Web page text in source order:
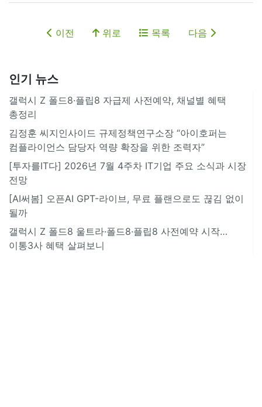
이전 위로 목록 다음
인기 뉴스
갤럭시 Z 폴드8·플립8 자급제 사전예약, 채널별 혜택
총정리
김정훈 씨지인사이드 규제정책연구소장 “아이호퍼는
컴플라이언스 담당자 역량 확장을 위한 조력자”
[투자를IT다] 2026년 7월 4주차 IT기업 주요 소식과 시장
전망
[AI써봄] 오픈AI GPT-라이브, 무료 플랜으로도 끊김 없이
될까
갤럭시 Z 폴드8 울트라·폴드8·플립8 사전예약 시작…
이통3사 혜택 살펴보니